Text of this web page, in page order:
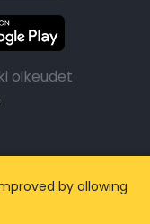
oikeudet
by allowing